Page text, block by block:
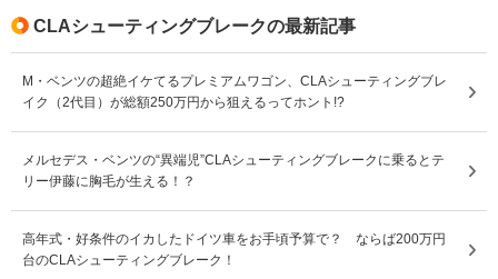
CLAシューティングブレークの最新記事
M・ベンツの超絶イケてるプレミアムワゴン、CLAシューティングブレ
イク（2代目）が総額250万円から狙えるってホント!?
メルセデス・ベンツの“異端児”CLAシューティングブレークに乗るとテ
リー伊藤に胸毛が生える！？
高年式・好条件のイカしたドイツ車をお手頃予算で？ ならば200万円
台のCLAシューティングブレーク！